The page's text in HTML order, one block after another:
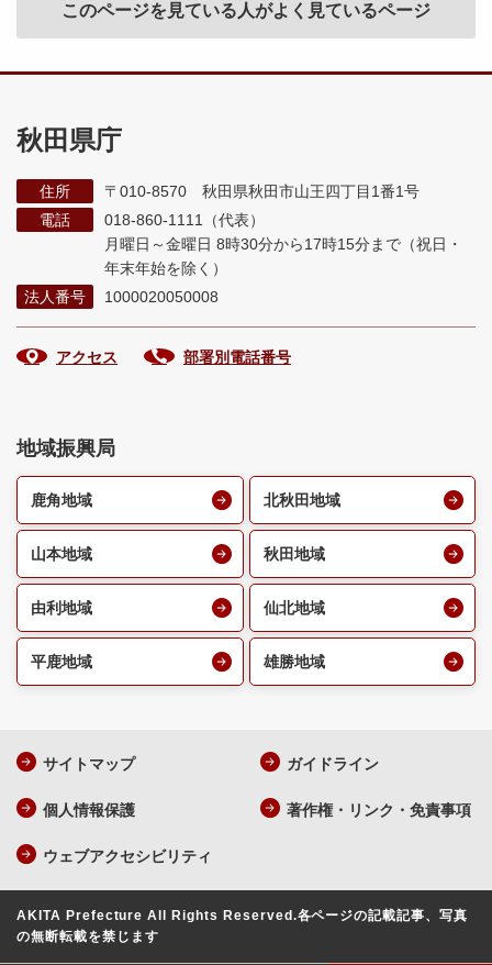
このページを見ている人がよく見ているページ
秋田県庁
住所
〒010-8570 秋田県秋田市山王四丁目1番1号
電話
018-860-1111（代表）
月曜日～金曜日 8時30分から17時15分まで （祝日・
年末年始を除く）
法人番号
1000020050008
アクセス 部署別電話番号
地域振興局
鹿角地域 北秋田地域
山本地域 秋田地域
由利地域 仙北地域
平鹿地域 雄勝地域
サイトマップ ガイドライン
個人情報保護 著作権・リンク・免責事項
ウェブアクセシビリティ
AKITA Prefecture All Rights Reserved.各ページの記載記事、写真
の無断転載を禁じます